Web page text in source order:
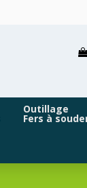
Outillage
Fers à